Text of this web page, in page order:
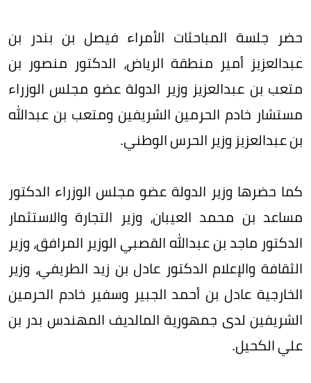
حضر جلسة المباحثات الأمراء فيصل بن بندر بن
عبدالعزيز أمير منطقة الرياض، الدكتور منصور بن
متعب بن عبدالعزيز وزير الدولة عضو مجلس الوزراء
مستشار خادم الحرمين الشريفين ومتعب بن عبدالله
بن عبدالعزيز وزير الحرس الوطني.
كما حضرها وزير الدولة عضو مجلس الوزراء الدكتور
مساعد بن محمد العيبان، وزير التجارة والاستثمار
الدكتور ماجد بن عبدالله القصبي الوزير المرافق، وزير
الثقافة والإعلام الدكتور عادل بن زيد الطريفي، وزير
الخارجية عادل بن أحمد الجبير وسفير خادم الحرمين
الشريفين لدى جمهورية المالديف المهندس بدر بن
علي الكحيل.